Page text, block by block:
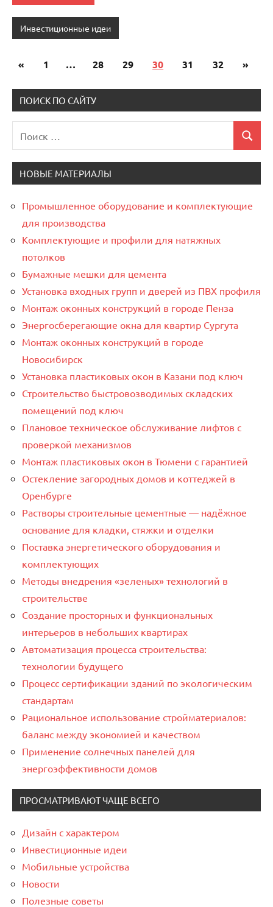
Инвестиционные идеи
записей
« Предыдущие
1 … 28 29 30 31 32 »
ПОИСК ПО САЙТУ
для:
Поиск
НОВЫЕ МАТЕРИАЛЫ
Промышленное оборудование и комплектующие
для производства
Комплектующие и профили для натяжных
потолков
Бумажные мешки для цемента
Установка входных групп и дверей из ПВХ профиля
Монтаж оконных конструкций в городе Пенза
Энергосберегающие окна для квартир Сургута
Монтаж оконных конструкций в городе
Новосибирск
Установка пластиковых окон в Казани под ключ
Строительство быстровозводимых складских
помещений под ключ
Плановое техническое обслуживание лифтов с
проверкой механизмов
Монтаж пластиковых окон в Тюмени с гарантией
Остекление загородных домов и коттеджей в
Оренбурге
Растворы строительные цементные — надёжное
основание для кладки, стяжки и отделки
Поставка энергетического оборудования и
комплектующих
Методы внедрения «зеленых» технологий в
строительстве
Создание просторных и функциональных
интерьеров в небольших квартирах
Автоматизация процесса строительства:
технологии будущего
Процесс сертификации зданий по экологическим
стандартам
Рациональное использование стройматериалов:
баланс между экономией и качеством
Применение солнечных панелей для
энергоэффективности домов
ПРОСМАТРИВАЮТ ЧАЩЕ ВСЕГО
Дизайн с характером
Инвестиционные идеи
Мобильные устройства
Новости
Полезные советы